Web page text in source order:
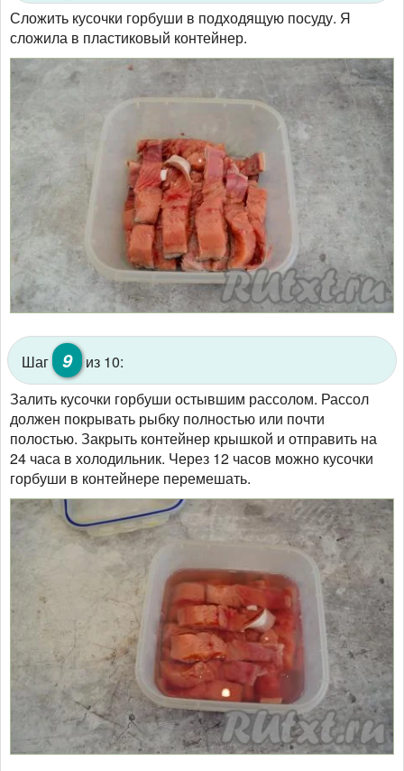
Сложить кусочки горбуши в подходящую посуду. Я
сложила в пластиковый контейнер.
Шаг 9
из 10:
Залить кусочки горбуши остывшим рассолом. Рассол
должен покрывать рыбку полностью или почти
полостью. Закрыть контейнер крышкой и отправить на
24 часа в холодильник. Через 12 часов можно кусочки
горбуши в контейнере перемешать.